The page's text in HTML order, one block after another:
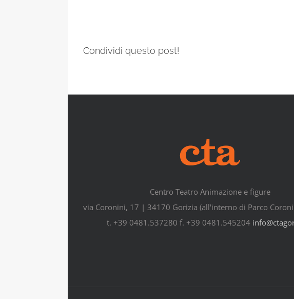
Condividi questo post!
Centro Teatro Animazione e figure
via Coronini, 17 | 34170 Gorizia (all'interno di Parco
t. +39 0481.537280 f. +39 0481.545204